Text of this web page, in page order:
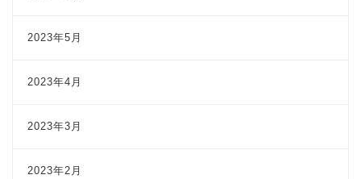
2023年5月
2023年4月
2023年3月
2023年2月